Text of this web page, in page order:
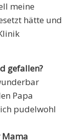
meine
hätte und
gefallen?
Papa
pudelwohl
Mama